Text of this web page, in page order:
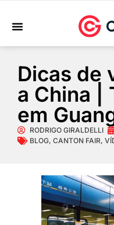
Dicas de
a China |
em
RODRIGO GIRALDELLI
BLOG, CANTON FAIR,